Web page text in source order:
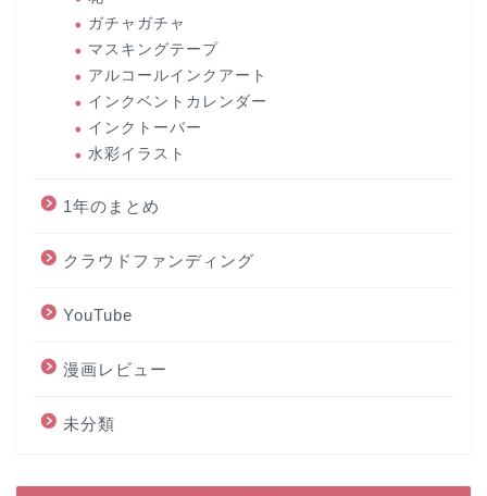
ガチャガチャ
マスキングテープ
アルコールインクアート
インクベントカレンダー
インクトーバー
水彩イラスト
1年のまとめ
クラウドファンディング
YouTube
漫画レビュー
未分類